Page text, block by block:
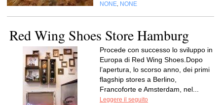
NONE NONE
Red Wing Shoes Store Hamburg
Procede con successo lo sviluppo in
Europa di Red Wing Shoes.Dopo
l’apertura, lo scorso anno, dei primi
flagship stores a Berlino,
Francoforte e Amsterdam, nel...
Leggere il seguito